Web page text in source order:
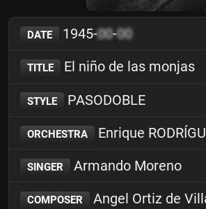
DATE 1945-00-00
TITLE El niño de las monjas
STYLE PASODOBLE
ORCHESTRA Enrique
SINGER Armando Moreno
COMPOSER Angel Ortiz de